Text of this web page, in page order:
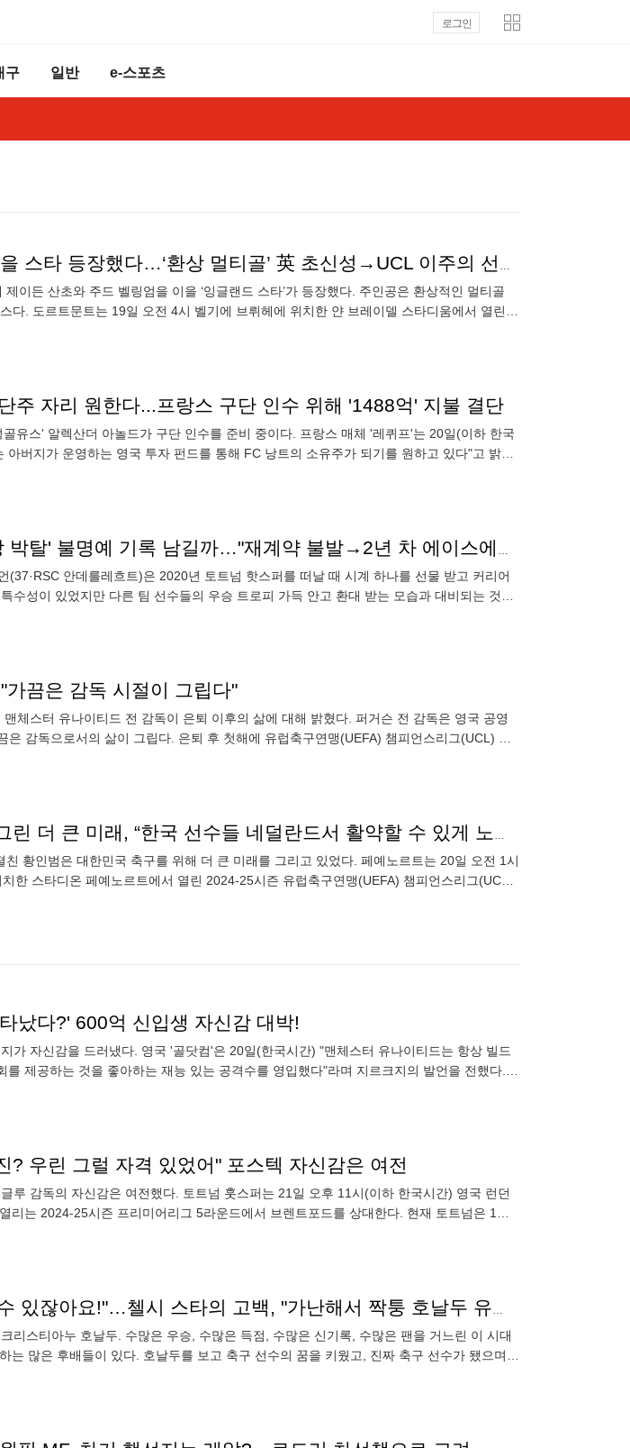
로그인
구 일반 e-스포츠
‘BVB 산초-벨링엄’ 계보 이을 스타 등장했다…‘환상 멀티골’ 英 초신성→UCL 이주의 선수 선정
이든 산초와 주드 벨링엄을 이을 ‘잉글랜드 스타’가 등장했다. 주인공은 환상적인 멀티골
다. 도르트문트는 19일 오전 4시 벨기에 브뤼헤에 위치한 얀 브레이델 스타디움에서 열린
주 자리 원한다...프랑스 구단 인수 위해 '1488억' 지불 결단
유스' 알렉산더 아놀드가 구단 인수를 준비 중이다. 프랑스 매체 '레퀴프'는 20일(이하 한국
버지가 운영하는 영국 투자 펀드를 통해 FC 낭트의 소유주가 되기를 원하고 있다"고 밝혔
충격! 손흥민, 시즌 중 '주장 박탈' 불명예 기록 남길까…"재계약 불발→2년 차 에이스에게 완장 넘긴다"
(37·RSC 안데를레흐트)은 2020년 토트넘 핫스퍼를 떠날 때 시계 하나를 선물 받고 커리어
수성이 있었지만 다른 팀 선수들의 우승 트로피 가득 안고 환대 받는 모습과 대비되는 것은
끔은 감독 시절이 그립다"
체스터 유나이티드 전 감독이 은퇴 이후의 삶에 대해 밝혔다. 퍼거슨 전 감독은 영국 공영
감독으로서의 삶이 그립다. 은퇴 후 첫해에 유럽축구연맹(UEFA) 챔피언스리그(UCL) 결
‘데뷔전 맹활약’ 황인범이 그린 더 큰 미래, “한국 선수들 네덜란드서 활약할 수 있게 노력할 것”
황인범은 대한민국 축구를 위해 더 큰 미래를 그리고 있었다. 페예노르트는 20일 오전 1시
한 스타디온 페예노르트에서 열린 2024-25시즌 유럽축구연맹(UEFA) 챔피언스리그(UCL)
났다?' 600억 신입생 자신감 대박!
가 자신감을 드러냈다. 영국 '골닷컴'은 20일(한국시간) "맨체스터 유나이티드는 항상 빌드
를 제공하는 것을 좋아하는 재능 있는 공격수를 영입했다"라며 지르크지의 발언을 전했다.
? 우린 그럴 자격 있었어" 포스텍 자신감은 여전
루 감독의 자신감은 여전했다. 토트넘 훗스퍼는 21일 오후 11시(이하 한국시간) 영국 런던
리는 2024-25시즌 프리미어리그 5라운드에서 브렌트포드를 상대한다. 현재 토트넘은 1승 1
"돈 없어도 호날두 사랑할 수 있잖아요!"…첼시 스타의 고백, "가난해서 짝퉁 호날두 유니폼 입고 다녔다"
리스티아누 호날두. 수많은 우승, 수많은 득점, 수많은 신기록, 수많은 팬을 거느린 이 시대
는 많은 후배들이 있다. 호날두를 보고 축구 선수의 꿈을 키웠고, 진짜 축구 선수가 됐으며,